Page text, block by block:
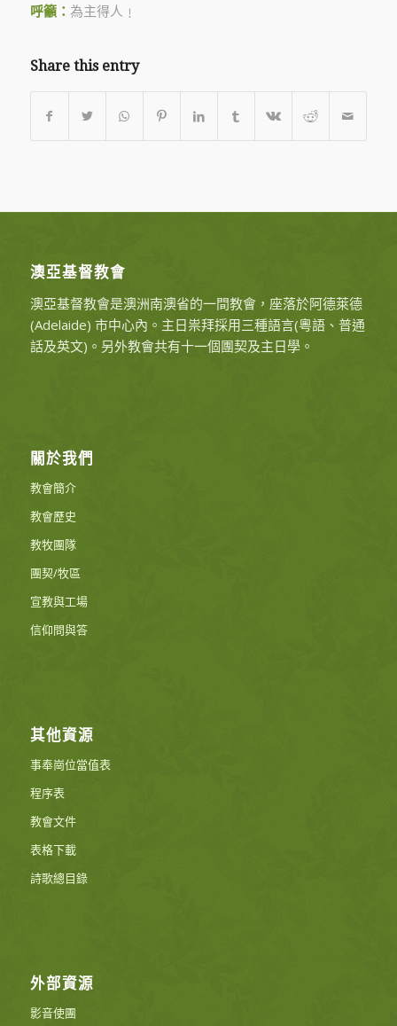
呼籲： 為主得人﹗
Share this entry
澳亞基督教會
澳亞基督教會是澳洲南澳省的一間教會，座落於阿德萊德
(Adelaide) 市中心內。主日祟拜採用三種語言(粵語、普通
話及英文)。另外教會共有十一個團契及主日學。
關於我們
教會簡介
教會歷史
教牧團隊
團契/牧區
宣教與工場
信仰問與答
其他資源
事奉崗位當值表
程序表
教會文件
表格下載
詩歌總目錄
外部資源
影音使團